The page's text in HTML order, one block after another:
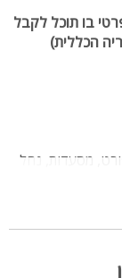
בו תוכל לקבל
הכללית)
מסעדות, נחל